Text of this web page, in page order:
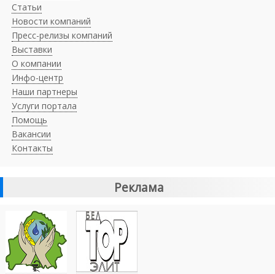
Статьи
Новости компаний
Пресс-релизы компаний
Выставки
О компании
Инфо-центр
Наши партнеры
Услуги портала
Помощь
Вакансии
Контакты
Реклама